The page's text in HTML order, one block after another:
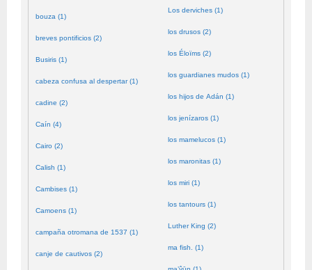
bouza (1)
breves pontificios (2)
Busiris (1)
cabeza confusa al despertar (1)
cadine (2)
Caín (4)
Cairo (2)
Calish (1)
Cambises (1)
Camoens (1)
campaña otromana de 1537 (1)
canje de cautivos (2)
Los derviches (1)
los drusos (2)
los Éloïms (2)
los guardianes mudos (1)
los hijos de Adán (1)
los jenízaros (1)
los mamelucos (1)
los maronitas (1)
los miri (1)
los tantours (1)
Luther King (2)
ma fish. (1)